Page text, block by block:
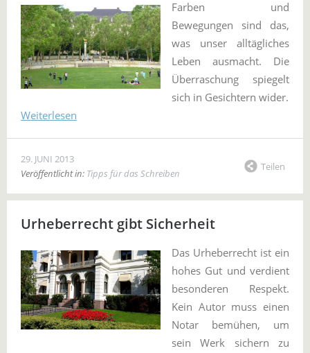
Farben und
Bewegungen sind das,
was unser alltägliches
Leben ausmacht. Die
Überraschung spiegelt
sich in Gesichtern wider.
Weiterlesen
29. JUNI 2013
Veröffentlicht in: Tipps für das Schreiben
Teilen
Urheberrecht gibt Sicherheit
Das Urheberrecht ist ein
hohes Gut und verdient
besonderen Respekt.
Kein Autor muss einen
Notar bemühen, um
sein Werk sichern zu